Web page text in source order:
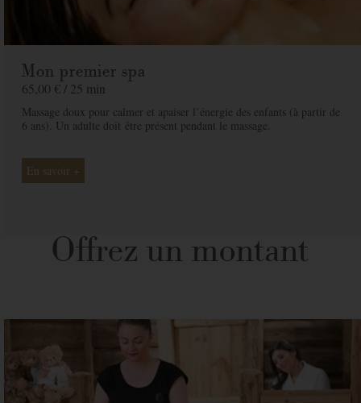
Mon premier spa
65,00 € / 25 min
Massage doux pour calmer et apaiser lʼénergie des enfants (à partir de
6 ans). Un adulte doit être présent pendant le massage.
En savoir +
Offrez un montant